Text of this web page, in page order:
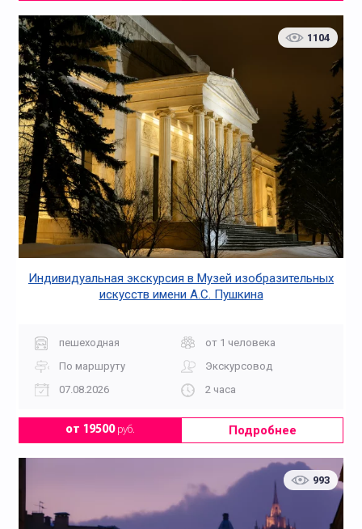
1104
Индивидуальная экскурсия в Музей изобразительных
искусств имени А.С. Пушкина
пешеходная
от 1 человека
По маршруту
Экскурсовод
07.08.2026
2 часа
от 19500руб. Подробнее
993